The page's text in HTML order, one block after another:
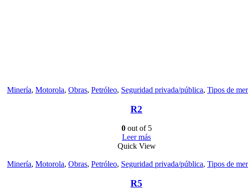
Minería, Motorola, Obras, Petróleo, Seguridad privada/pública, Tipos de
R2
0out of 5
Leer más
Quick View
Minería, Motorola, Obras, Petróleo, Seguridad privada/pública, Tipos de
R5